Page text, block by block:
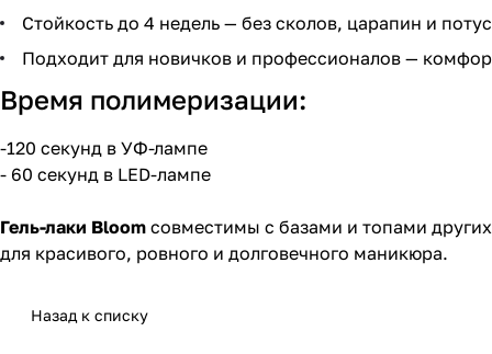
Стойкость до 4 недель — без сколов, царапин и
Подходит для новичков и профессионалов —
Время полимеризации:
-120 секунд в УФ-лампе
- 60 секунд в LED-лампе
Гель-лаки Bloom совместимы с базами и топами
для красивого, ровного и долговечного маникюра.
Назад к списку